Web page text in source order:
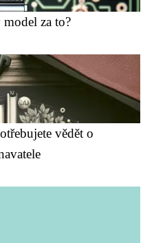
za to?
vědět o